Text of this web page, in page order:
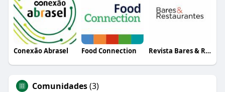
Conexão Abrasel Food Connection Revista Bares & Restaurantes
Comunidades(3)